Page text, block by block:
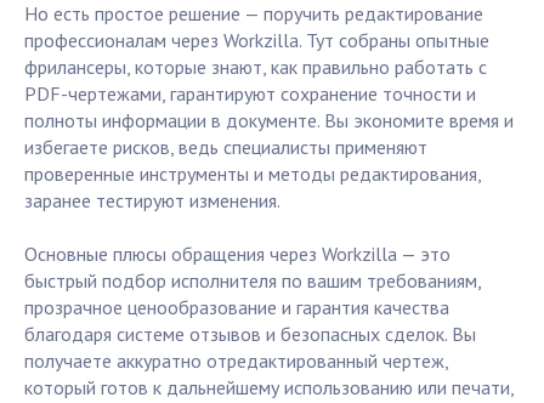
Но есть простое решение — поручить редактирование
профессионалам через Workzilla. Тут собраны опытные
фрилансеры, которые знают, как правильно работать с
PDF-чертежами, гарантируют сохранение точности и
полноты информации в документе. Вы экономите время и
избегаете рисков, ведь специалисты применяют
проверенные инструменты и методы редактирования,
заранее тестируют изменения.
Основные плюсы обращения через Workzilla — это
быстрый подбор исполнителя по вашим требованиям,
прозрачное ценообразование и гарантия качества
благодаря системе отзывов и безопасных сделок. Вы
получаете аккуратно отредактированный чертеж,
который готов к дальнейшему использованию или печати,